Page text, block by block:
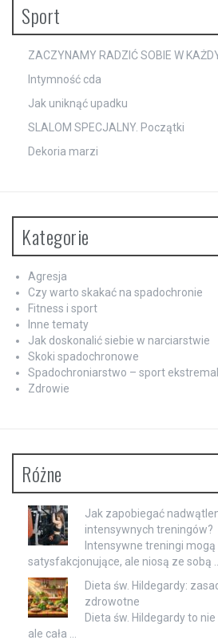
Sport
ZACZYNAMY RADZIĆ SOBIE W
Intymność cda
Jak uniknąć upadku
SLALOM SPECJALNY. Początki
Dekoria marzi
Kategorie
Agresja
Czy warto skakać na spadochronie
Fitness i sport
Inne tematy
Jak doskonalić siebie w narciarstwie
Skoki spadochronowe
Spadochroniarstwo – sport
Zdrowie
Różne
Jak zapobiegać
intensywnych treningów?
Intensywne treningi
satysfakcjonujące, ale niosą ze sobą
Dieta św. Hildegardy:
zdrowotne
Dieta św. Hildegardy to
ale cała …